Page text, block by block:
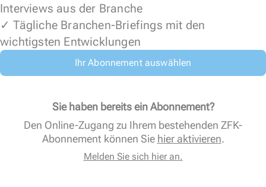
Interviews aus der Branche
✓ Tägliche Branchen-Briefings mit den
wichtigsten Entwicklungen
Ihr Abonnement auswählen
Sie haben bereits ein Abonnement?
Den Online-Zugang zu Ihrem bestehenden ZFK-
Abonnement können Sie hier aktivieren.
Melden Sie sich hier an.